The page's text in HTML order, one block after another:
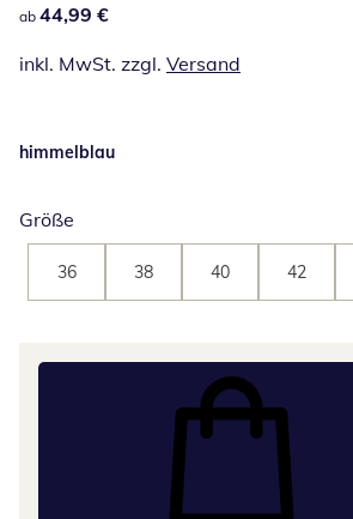
44,99 €
ab 44,99 €
inkl. MwSt. zzgl. Versand
himmelblau
Größe
36 38 40 42